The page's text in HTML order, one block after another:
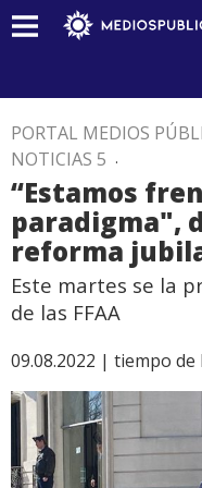
PORTAL MEDIOS
NOTICIAS 5 .
“Estamos
paradigma",
reforma
Este martes se la
de las FFAA
09.08.2022 | tiempo de